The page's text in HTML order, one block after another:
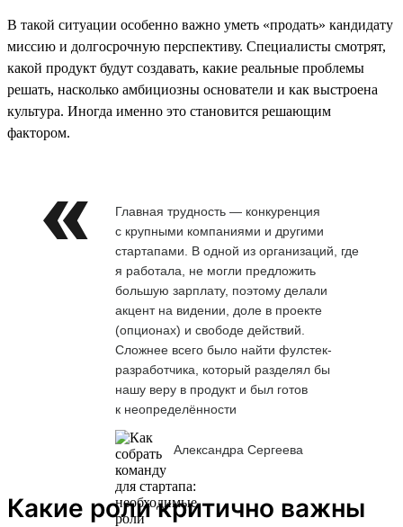
В такой ситуации особенно важно уметь «продать» кандидату
миссию и долгосрочную перспективу. Специалисты смотрят,
какой продукт будут создавать, какие реальные проблемы
решать, насколько амбициозны основатели и как выстроена
культура. Иногда именно это становится решающим
фактором.
Главная трудность — конкуренция
с крупными компаниями и другими
стартапами. В одной из организаций, где
я работала, не могли предложить
большую зарплату, поэтому делали
акцент на видении, доле в проекте
(опционах) и свободе действий.
Сложнее всего было найти фулстек-
разработчика, который разделял бы
нашу веру в продукт и был готов
к неопределённости
Александра Сергеева
Какие роли критично важны